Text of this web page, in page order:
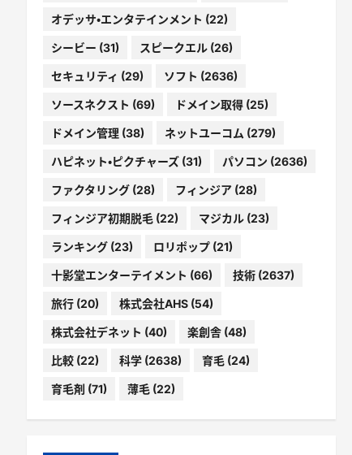
オデッサ・エンタテインメント (22)
シービー (31) スピークエル(26)
セキュリティ (29) ソフト (2636)
ソースネクスト (69) ドメイン取得(25)
ドメイン管理(38) ネットユーコム (279)
ハピネット・ピクチャーズ(31) パソコン (2636)
ファクタリング(28) フィンジア(28)
フィンジア初期脱毛(22) マジカル(23)
ランキング(23) ロリポップ(21)
十影堂エンターテイメント (66) 技術(2637)
旅行(20) 株式会社AHS(54)
株式会社デネット (40) 楽創舎(48)
比較(22) 科学(2638) 育毛(24)
育毛剤 (71) 薄毛(22)